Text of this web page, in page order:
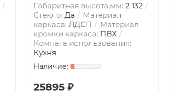
Габаритная высота,мм: 2 132
Стекло: Да
Материал
каркаса: ЛДСП
Материал
кромки каркаса: ПВХ
Комната использования:
Кухня
25895 ₽